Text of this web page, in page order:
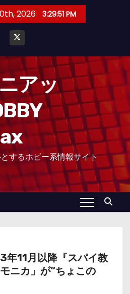
2026 3:29:52 PM
アッ
するホビー系情報サイト
年11月以降『スパイ教
ニカ」が“ちょこの